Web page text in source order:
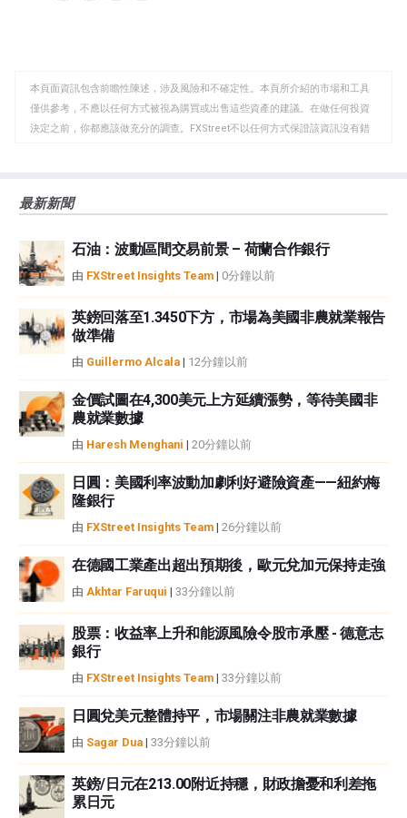
板
本頁面資訊包含前瞻性陳述，涉及風險和不確定性。本頁所介紹的市場和工具
僅供參考，不應以任何方式被視為購買或出售這些資產的建議。在做任何投資
決定之前，你都應該做充分的調查。FXStreet不以任何方式保證該資訊沒有錯
觀點，並不代表FXStreet或其廣告商的官方政策或立場。作者不對本頁連結的
如果文章正文中沒有明確提到，在撰寫本文時，作者在本文中提到的任何股票
中都沒有頭寸，也沒有與文中提到的任何公司有業務關係。除了FXStreet，作
者沒有收到撰寫這篇文章的報酬。
FXStreet和作者不提供個性化的建議。作者對該資訊的準確性、完整性或適用
性不作任何陳述。FXStreet和作者將不承擔任何錯誤，遺漏或任何損失，傷害
或損害由此資訊及其顯示或使用引起的。錯誤和遺漏除外。本文作者和
FXStreet並非註冊投資顧問，本文內容無意提供任何投資建議。
最新新聞
石油：波動區間交易前景 – 荷蘭合作銀行
由 FXStreet Insights Team | 0分鐘以前
英鎊回落至1.3450下方，市場為美國非農就業報告
做準備
由 Guillermo Alcala | 12分鐘以前
金價試圖在4,300美元上方延續漲勢，等待美國非
農就業數據
由 Haresh Menghani | 20分鐘以前
日圓：美國利率波動加劇利好避險資產——紐約梅
隆銀行
由 FXStreet Insights Team | 26分鐘以前
在德國工業產出超出預期後，歐元兌加元保持走強
由 Akhtar Faruqui | 33分鐘以前
股票：收益率上升和能源風險令股市承壓 - 德意志
銀行
由 FXStreet Insights Team | 33分鐘以前
日圓兌美元整體持平，市場關注非農就業數據
由 Sagar Dua | 33分鐘以前
英鎊/日元在213.00附近持穩，財政擔憂和利差拖
累日元